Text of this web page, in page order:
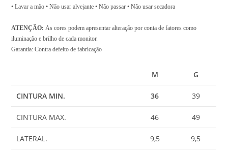
• Lavar a mão • Não usar alvejante • Não passar • Não usar secadora
ATENÇÃO: As cores podem apresentar alteração por conta de fatores como
iluminação e brilho de cada monitor.
Garantia: Contra defeito de fabricação
M G
CINTURA MIN. 36 39
CINTURA MAX. 46 49
LATERAL. 9,5 9,5